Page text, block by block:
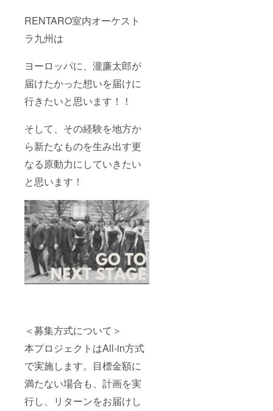
RENTARO室内オーケスト
ラ九州は
ヨーロッパに、瀧廉太郎が
届けたかった想いを届けに
行きたいと思います！！
そして、その経験を地方か
ら新たなものを生み出す更
なる原動力にしていきたい
と思います！
＜募集方式について＞
本プロジェクトはAll-in方式
で実施します。目標金額に
満たない場合も、計画を実
行し、リターンをお届けし